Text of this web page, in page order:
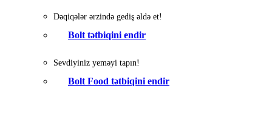
Dəqiqələr ərzində gediş əldə et!
Bolt tətbiqini endir
Sevdiyiniz yeməyi tapın!
Bolt Food tətbiqini endir